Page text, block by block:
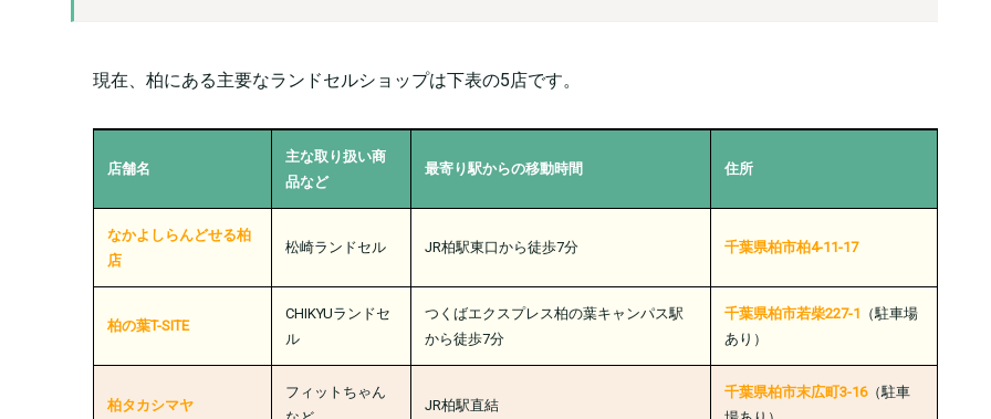
現在、柏にある主要なランドセルショップは下表の5店です。
店舗名
主な取り扱い商
品など
最寄り駅からの移動時間 住所
なかよしらんどせる柏
店
松崎ランドセル JR柏駅東口から徒歩7分 千葉県柏市柏4-11-17
柏の葉T-SITE
CHIKYUランドセ
ル
つくばエクスプレス柏の葉キャンパス駅
から徒歩7分
千葉県柏市若柴227-1 （駐車場︎︎︎
あり）
柏タカシマヤ
フィットちゃん
JR柏駅直結
千葉県柏市末広町3-16（駐車